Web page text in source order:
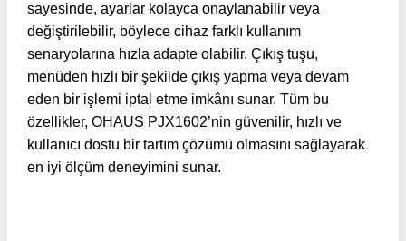
sayesinde, ayarlar kolayca onaylanabilir veya
değiştirilebilir, böylece cihaz farklı kullanım
senaryolarına hızla adapte olabilir. Çıkış tuşu,
menüden hızlı bir şekilde çıkış yapma veya devam
eden bir işlemi iptal etme imkânı sunar. Tüm bu
özellikler, OHAUS PJX1602’nin güvenilir, hızlı ve
kullanıcı dostu bir tartım çözümü olmasını sağlayarak
en iyi ölçüm deneyimini sunar.